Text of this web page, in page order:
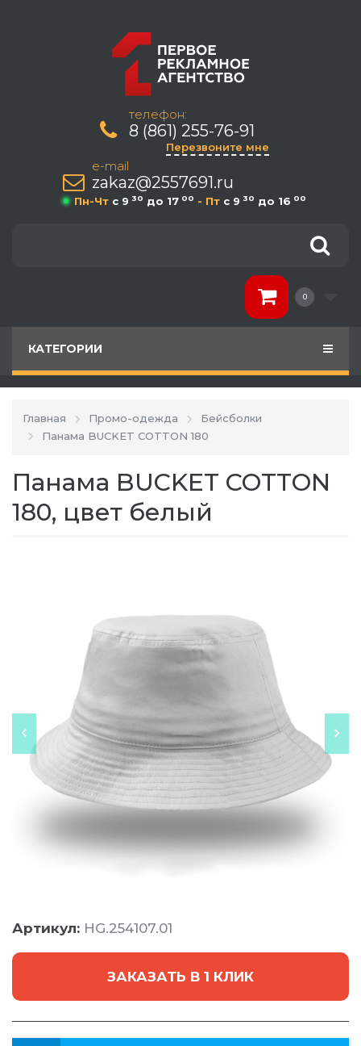
телефон:
8 (861) 255-76-91
Перезвоните мне
e-mail
zakaz@2557691.ru
Пн-Чт c 9 30 до 17 00 - Пт c 9 30 до 16 00
0
КАТЕГОРИИ
Главная Промо-одежда
Бейсболки
Панама BUCKET COTTON 180
Панама BUCKET COTTON
180, цвет белый
Артикул: HG.254107.01
ЗАКАЗАТЬ В 1 КЛИК